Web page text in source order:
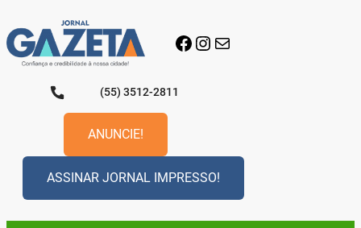
para
o
conteúdo
Facebook
Instagram
E-mail
(55) 3512-2811
ANUNCIE!
ASSINAR JORNAL IMPRESSO!